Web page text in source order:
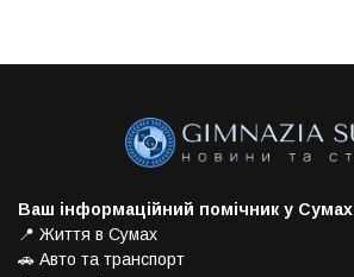
Ваш інформаційний помічник у Сумах
📍 Життя в Сумах
🚗 Авто та транспорт